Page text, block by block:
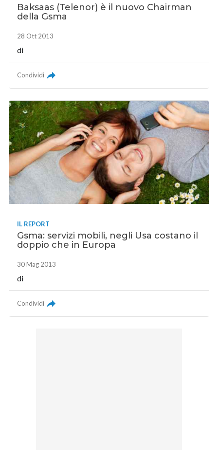
Baksaas (Telenor) è il nuovo Chairman
della Gsma
28 Ott 2013
di
Condividi
IL REPORT
Gsma: servizi mobili, negli Usa costano il
doppio che in Europa
30 Mag 2013
di
Condividi